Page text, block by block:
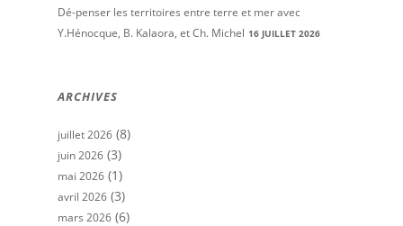
Dé-penser les territoires entre terre et mer avec
Y.Hénocque, B. Kalaora, et Ch. Michel 16 JUILLET 2026
ARCHIVES
juillet 2026 (8)
juin 2026 (3)
mai 2026 (1)
avril 2026 (3)
mars 2026 (6)